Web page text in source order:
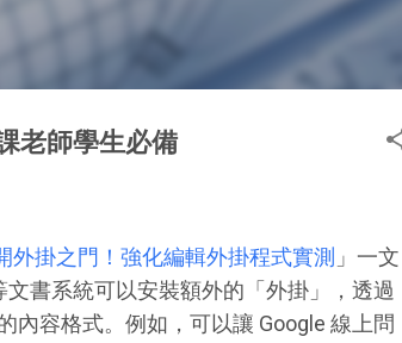
老師學生必備
外掛之門！強化編輯外掛程式實測 」一文
書系統可以安裝額外的「外掛」，透過
內容格式。例如，可以讓 Google 線上問